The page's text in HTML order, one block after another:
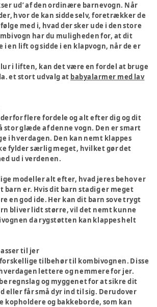
ud’ af den ordinære barnevogn. Når
hvor de kan sidde selv, foretrækker de
med i, hvad der sker ude i den store
har du muligheden for, at dit
i en lift og sidde i en klapvogn, når de er
i liften, kan det være en fordel at bruge
et stort udvalg at babyalarmer med lav
flere fordele og alt efter dig og dit
stor glæde af denne vogn. Den er smart
i hverdagen. Den kan nemt klappes
fylder særlig meget, hvilket gør det
ud i verdenen.
modeller alt efter, hvad jeres behov er
barn er. Hvis dit barn stadig er meget
en god ide. Her kan dit barn sove trygt
bliver lidt større, vil det nemt kunne
da rygstøtten kan klappes helt
til jer
tilbehør til kombivognen. Disse
lettere og nemmere for jer.
regnslag og myggenet for at sikre dit
eller får små dyr ind til sig. Derudover
kopholdere og bakkeborde, som kan